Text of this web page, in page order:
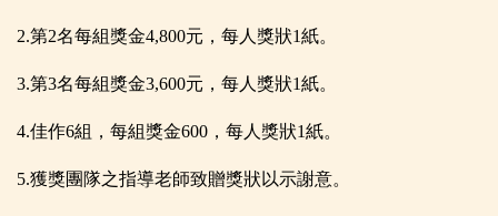
2.第2名每組獎金4,800元，每人獎狀1紙。
3.第3名每組獎金3,600元，每人獎狀1紙。
4.佳作6組，每組獎金600，每人獎狀1紙。
5.獲獎團隊之指導老師致贈獎狀以示謝意。